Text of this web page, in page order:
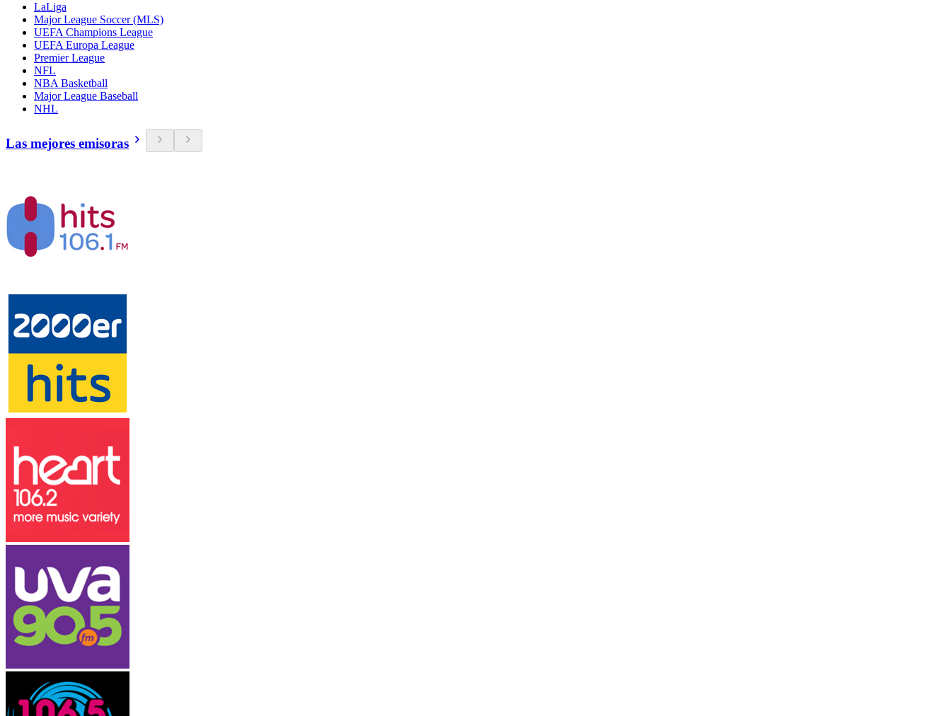
LaLiga
Major League Soccer (MLS)
UEFA Champions League
UEFA Europa League
Premier League
NFL
NBA Basketball
Major League Baseball
NHL
Las mejores emisoras